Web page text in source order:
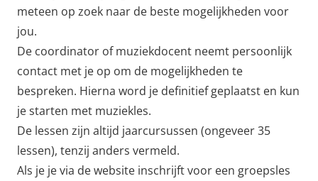
meteen op zoek naar de beste mogelijkheden voor
jou.
De coordinator of muziekdocent neemt persoonlijk
contact met je op om de mogelijkheden te
bespreken. Hierna word je definitief geplaatst en kun
je starten met muziekles.
De lessen zijn altijd jaarcursussen (ongeveer 35
lessen), tenzij anders vermeld.
Als je je via de website inschrijft voor een groepsles